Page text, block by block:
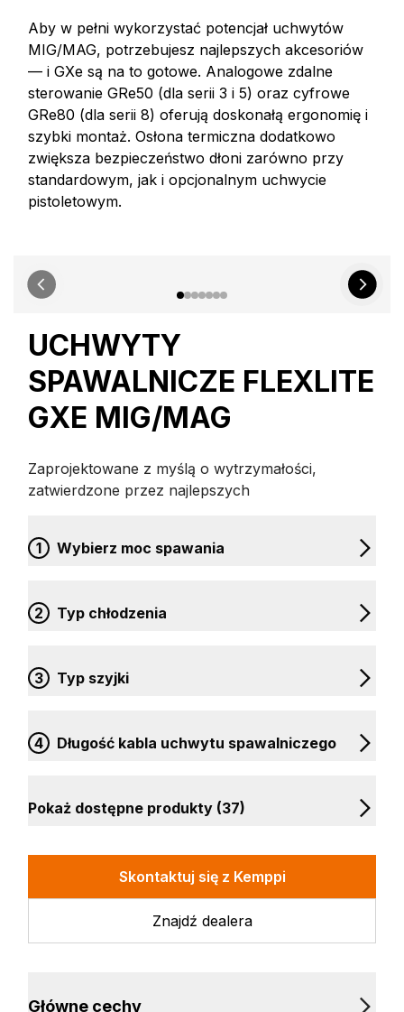
Aby w pełni wykorzystać potencjał uchwytów
MIG/MAG, potrzebujesz najlepszych akcesoriów
— i GXe są na to gotowe. Analogowe zdalne
sterowanie GRe50 (dla serii 3 i 5) oraz cyfrowe
GRe80 (dla serii 8) oferują doskonałą ergonomię i
szybki montaż. Osłona termiczna dodatkowo
zwiększa bezpieczeństwo dłoni zarówno przy
standardowym, jak i opcjonalnym uchwycie
pistoletowym.
UCHWYTY
SPAWALNICZE FLEXLITE
GXE MIG/MAG
Zaprojektowane z myślą o wytrzymałości,
zatwierdzone przez najlepszych
1 Wybierz moc spawania
2 Typ chłodzenia
3 Typ szyjki
4 Długość kabla uchwytu spawalniczego
Pokaż dostępne produkty (37)
Skontaktuj się z Kemppi
Znajdź dealera
Główne cechy